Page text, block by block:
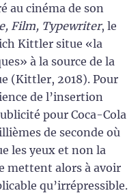
au cinéma de son
Film, Typewriter, le
Kittler situe «la
à la source de la
(Kittler, 2018). Pour
de l’insertion
pour Coca-Cola
de seconde où
les yeux et non la
mettent alors à avoir
qu’irrépressible.